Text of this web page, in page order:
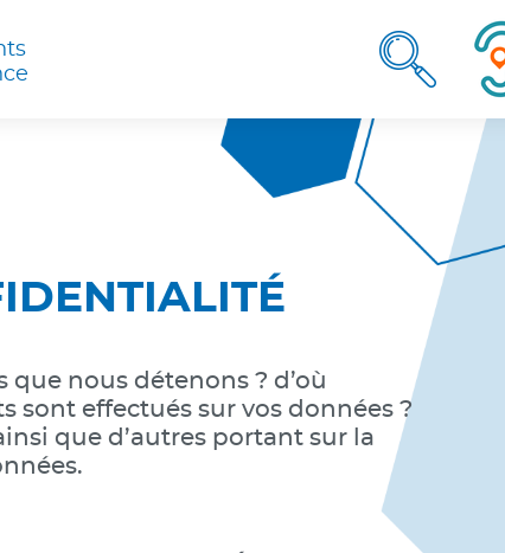
nous détenons ? d’où
sont effectués sur vos données ?
que d’autres portant sur la